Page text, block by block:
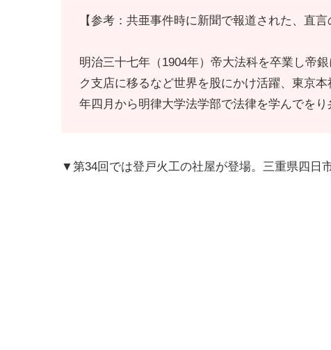
【参考：共亜事件時に新聞で報道された、直言
明治三十七年（1904年）帝大法科を卒業し帝
ク支店に移るなど世界を股にかけ活躍、東京
年四月から明律大学法学部で法律を学んでを
▼第34回では登戸火工の社屋が登場。三重県四日